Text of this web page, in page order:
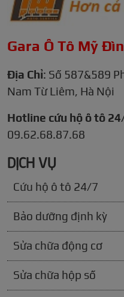
Gara Ô Tô Mỹ
Địa Chỉ: Số 587&589
Nam Từ Liêm, Hà Nội
Hotline cứu hộ ô tô
09.62.68.87.68
DỊCH VỤ
Cứu hộ ô tô 24/7
Bảo dưỡng định kỳ
Sửa chữa động cơ
Sửa chữa hộp số